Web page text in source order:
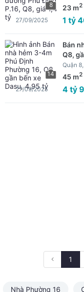
8 23 m2
1 tỷ
27/09/2025
14
Bán
Q8,
Quận
45 m2
4 tỷ
27/09/2025
1
Nhà Phường 16